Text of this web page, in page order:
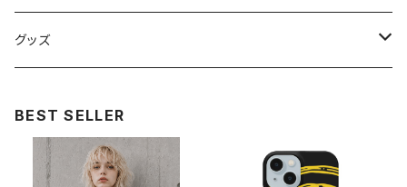
シャツ
グッズ
モバイルケース
BEST SELLER